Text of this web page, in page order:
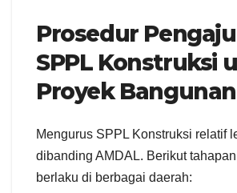
Prosedur
SPPL Konstruksi
Proyek Bangunan
Mengurus SPPL Konstruksi relatif
dibanding AMDAL. Berikut
berlaku di berbagai daerah: